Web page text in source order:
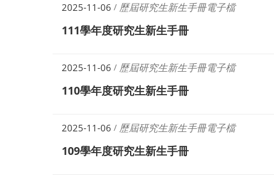
2025-11-06 / 歷屆研究生新生手冊電子檔
111學年度研究生新生手冊
2025-11-06 / 歷屆研究生新生手冊電子檔
110學年度研究生新生手冊
2025-11-06 / 歷屆研究生新生手冊電子檔
109學年度研究生新生手冊